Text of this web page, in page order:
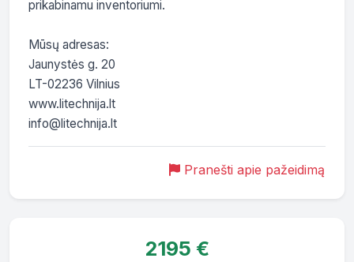
prikabinamu inventoriumi.
Mūsų adresas:
Jaunystės g. 20
LT-02236 Vilnius
www.litechnija.lt
info@litechnija.lt
Pranešti apie pažeidimą
2195 €